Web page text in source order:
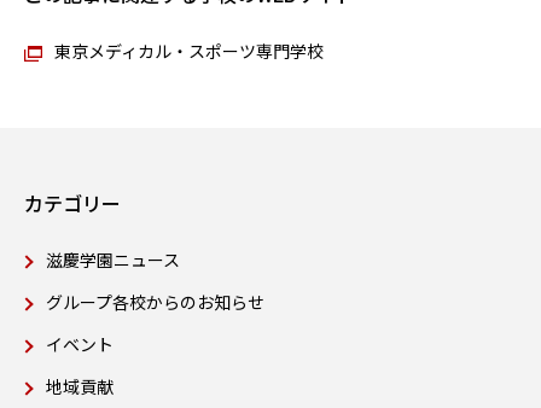
東京メディカル・スポーツ専門学校
カテゴリー
滋慶学園ニュース
グループ各校からのお知らせ
イベント
地域貢献